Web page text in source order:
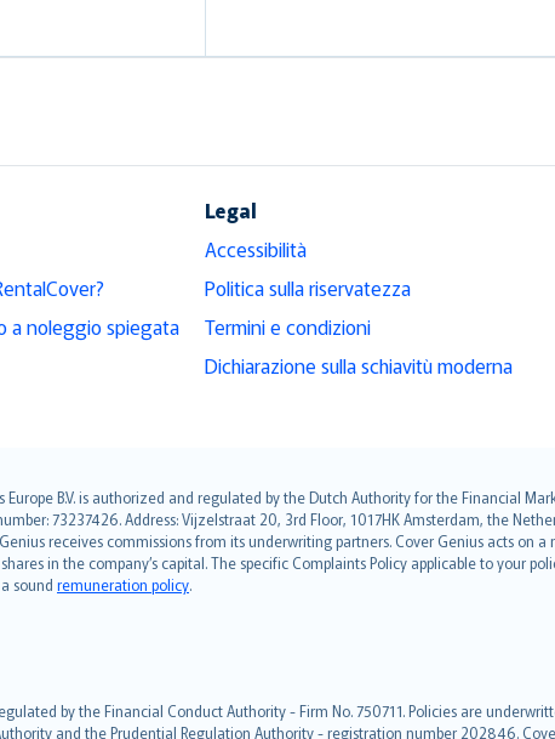
a noleggio spiegata
Legal
Accessibilità
Politica sulla riservatezza
Termini e condizioni
Dichiarazione sulla schiavitù moderna
Europe B.V. is authorized and regulated by the Dutch Authority for the Financial
73237426. Address: Vijzelstraat 20, 3rd Floor, 1017HK Amsterdam, the
receives commissions from its underwriting partners. Cover Genius acts on
in the company’s capital. The specific Complaints Policy applicable to your
sound remuneration policy.
by the Financial Conduct Authority - Firm No. 750711. Policies are
and the Prudential Regulation Authority - registration number 202846.